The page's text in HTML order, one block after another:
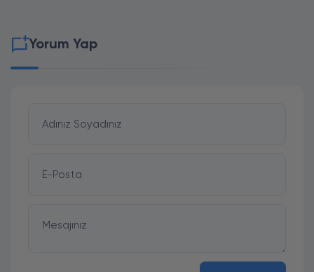
Yorum Yap
Adınız Soyadınız
E-Posta
Mesajınız